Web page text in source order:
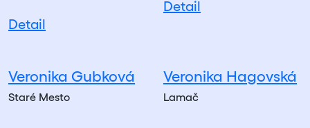
Detail
Detail
Veronika Gubková
Staré Mesto
Veronika Hagovská
Lamač